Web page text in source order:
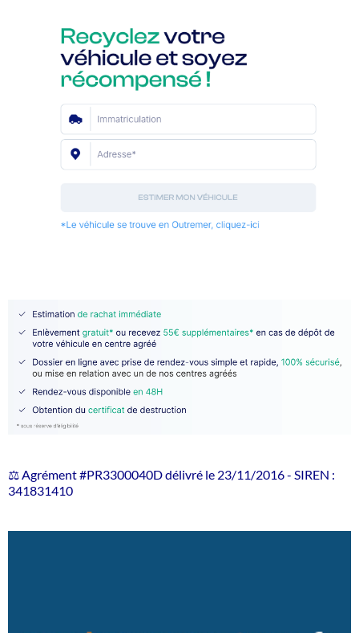
⚖️ Agrément #PR3300040D délivré le 23/11/2016 - SIREN :
341831410